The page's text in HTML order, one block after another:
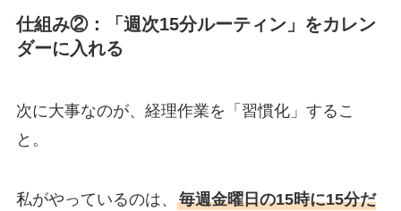
仕組み②：「週次15分ルーティン」をカレン
ダーに入れる
次に大事なのが、経理作業を「習慣化」するこ
と。
私がやっているのは、 毎週金曜日の15時に15分だ